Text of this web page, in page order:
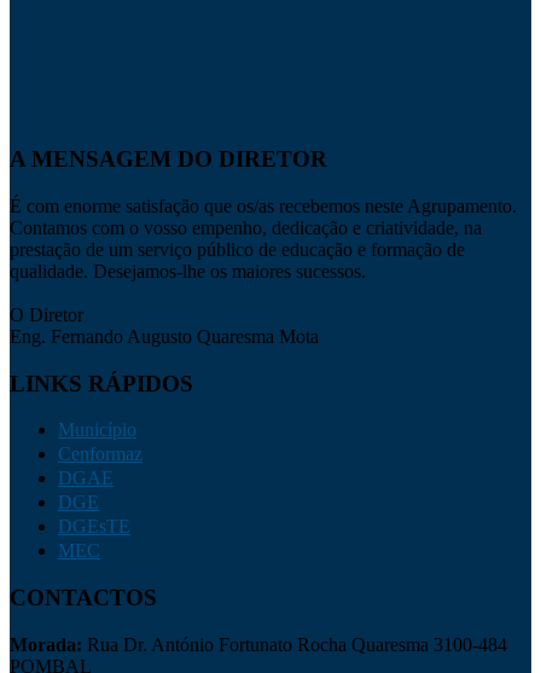
A MENSAGEM DO DIRETOR
É com enorme satisfação que os/as recebemos neste Agrupamento.
Contamos com o vosso empenho, dedicação e criatividade, na
prestação de um serviço público de educação e formação de
qualidade. Desejamos-lhe os maiores sucessos.
O Diretor
Eng. Fernando Augusto Quaresma Mota
LINKS RÁPIDOS
Município
Cenformaz
DGAE
DGE
DGEsTE
MEC
CONTACTOS
Morada: Rua Dr. António Fortunato Rocha Quaresma 3100-484
POMBAL